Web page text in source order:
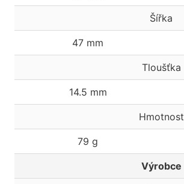
Šířka
47 mm
Tloušťka
14.5 mm
Hmotnost
79 g
Výrobce